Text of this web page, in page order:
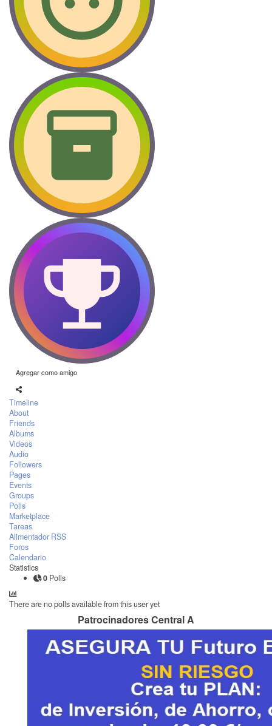
Agregar como amigo
Timeline
About
Friends
Albums
Videos
Audio
Followers
Pages
Events
Groups
Polls
Marketplace
Tareas
Alimentador RSS
Foros
Calendario
Statistics
0 Polls
There are no polls available from this user yet
Patrocinadores Central A